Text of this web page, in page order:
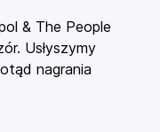
& The People
Usłyszymy
nagrania